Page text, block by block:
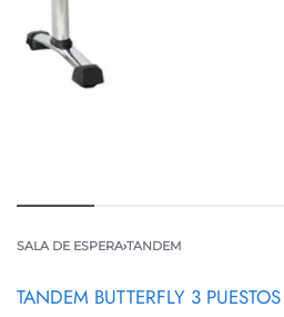
SALA DE ESPERA›TANDEM
TANDEM BUTTERFLY 3